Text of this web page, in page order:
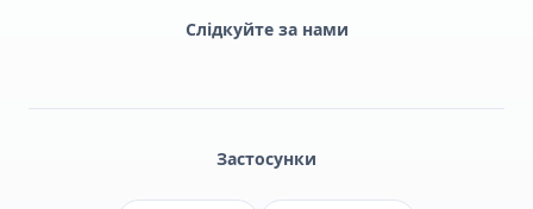
Слідкуйте за нами
Застосунки